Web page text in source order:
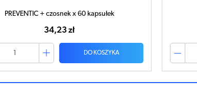
PREVENTIC + czosnek x 60 kapsułek
34,23 zł
DO KOSZYKA